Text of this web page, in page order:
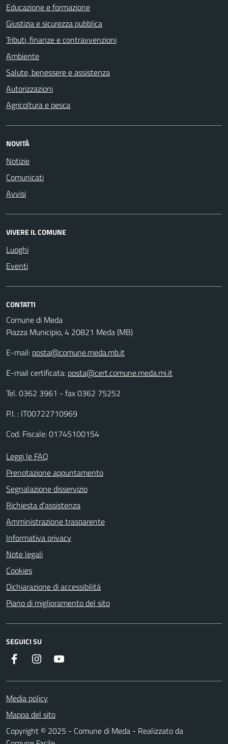
Educazione e formazione
Giustizia e sicurezza pubblica
Tributi, finanze e contravvenzioni
Ambiente
Salute, benessere e assistenza
Autorizzazioni
Agricoltura e pesca
NOVITÀ
Notizie
Comunicati
Avvisi
VIVERE IL COMUNE
Luoghi
Eventi
CONTATTI
Comune di Meda
Piazza Municipio, 4 20821 Meda (MB)
E-mail: posta@comune.meda.mb.it
E-mail certificata: posta@cert.comune.meda.mi.it
Tel. 0362 3961 - fax 0362 75252
P.I. : IT00722710969
Cod. Fiscale: 01745100154
Leggi le FAQ
Prenotazione appuntamento
Segnalazione disservizio
Richiesta d'assistenza
Amministrazione trasparente
Informativa privacy
Note legali
Cookies
Dichiarazione di accessibilità
Piano di miglioramento del sito
SEGUICI SU
InstagramYouTube
Media policy
Mappa del sito
Copyright © 2025 - Comune di Meda - Realizzato da